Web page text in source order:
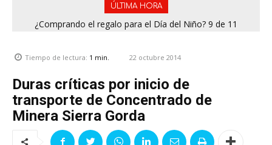
ÚLTIMA HORA
¿Comprando el regalo para el Día del Niño? 9 de 11
Condominio de Antofagasta contará con sistema que
Tiempo de lectura: 1 min. 22 octubre 2014
Duras críticas por inicio de
transporte de Concentrado de
Minera Sierra Gorda